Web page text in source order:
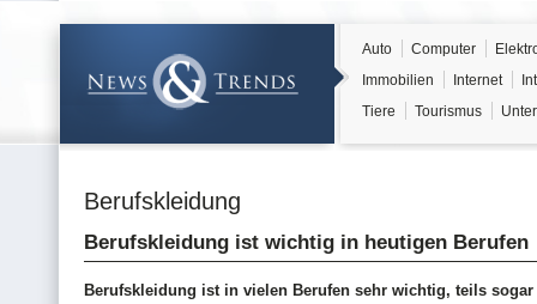
Auto Computer
Immobilien
Internet
Tiere
Tourismus
Berufskleidung
Berufskleidung ist wichtig in heutigen Berufen
Berufskleidung ist in vielen Berufen sehr wichtig, teils